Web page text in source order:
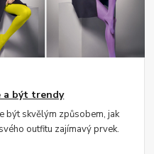
a být trendy
být skvělým způsobem, jak
outfitu zajímavý prvek.